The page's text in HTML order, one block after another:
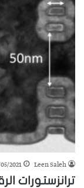
Leen Saleh
2021
ترانزستورات